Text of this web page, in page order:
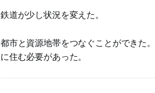
鉄道が少し状況を変えた。
都市と資源地帯をつなぐことができた
に住む必要があった。